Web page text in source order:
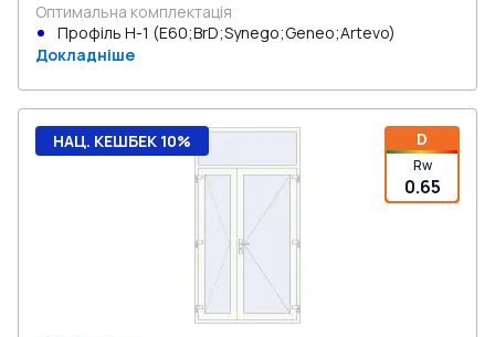
Оптимальна комплектація
Профіль Н-1 (E60;BrD;Synego;Geneo;Artevo)
Докладніше
D
Rw
0.65
НАЦ. КЕШБЕК 10%